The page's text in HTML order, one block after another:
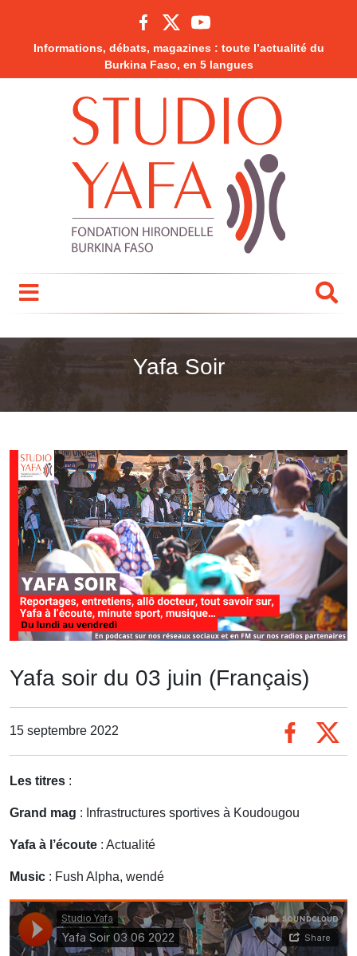
Informations, débats, magazines : toute l’actualité du
Burkina Faso, en 5 langues
Yafa Soir
Yafa soir du 03 juin (Français)
15 septembre 2022
Les titres :
Grand mag : Infrastructures sportives à Koudougou
Yafa à l’écoute : Actualité
Music : Fush Alpha, wendé